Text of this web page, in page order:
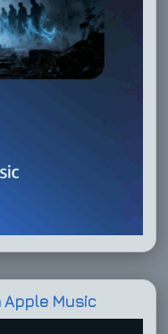
Apple Music